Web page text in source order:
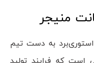
منیجر
به دست تیم